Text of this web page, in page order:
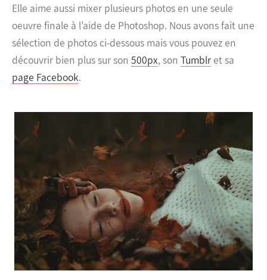
Elle aime aussi mixer plusieurs photos en une seule
oeuvre finale à l’aide de Photoshop. Nous avons fait une
sélection de photos ci-dessous mais vous pouvez en
découvrir bien plus sur son 500px, son Tumblr et sa
page Facebook.